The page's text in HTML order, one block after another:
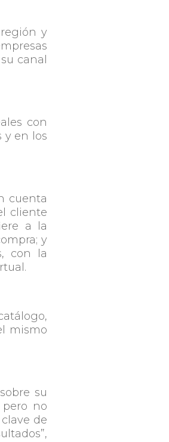
y
canal
con
y en los
cuenta
cliente
a la
y
con la
mismo
su
no
de